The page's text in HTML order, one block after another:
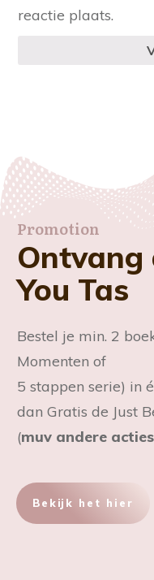
reactie plaats.
Promotion
Ontvang
You Tas
Bestel je min. 2
Momenten of
5 stappen serie) in
dan Gratis de Just
(muv andere
Bekijk het hier